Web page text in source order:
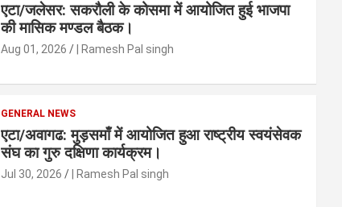
एटा/जलेसर: सकरौली के कोसमा में आयोजित हुई भाजपा
की मासिक मण्डल बैठक।
Aug 01, 2026 | Ramesh Pal singh
GENERAL NEWS
एटा/अवागढ: मुड़समाँ में आयोजित हुआ राष्ट्रीय स्वयंसेवक
संघ का गुरु दक्षिणा कार्यक्रम।
Jul 30, 2026 | Ramesh Pal singh